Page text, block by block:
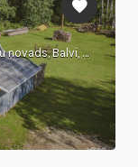
Augstiene, Elkšņeva, Bērzkalnes pag., Balvu novads, Balvi, LV-4591